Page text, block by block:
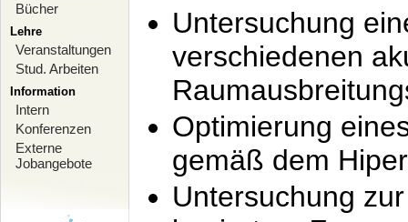
Bücher
Lehre
Veranstaltungen
Stud. Arbeiten
Information
Intern
Konferenzen
Externe
Jobangebote
Untersuchung
verschiedenen
Optimierung
gemäß dem
Untersuchung